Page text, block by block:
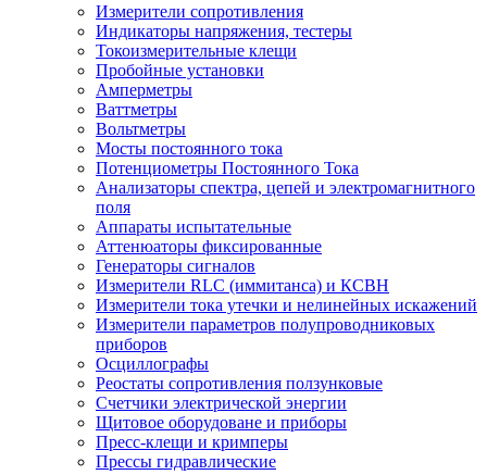
Измерители сопротивления
Индикаторы напряжения, тестеры
Токоизмерительные клещи
Пробойные установки
Амперметры
Ваттметры
Вольтметры
Мосты постоянного тока
Потенциометры Постоянного Тока
Анализаторы спектра, цепей и электромагнитного
поля
Аппараты испытательные
Аттенюаторы фиксированные
Генераторы сигналов
Измерители RLC (иммитанса) и КСВН
Измерители тока утечки и нелинейных искажений
Измерители параметров полупроводниковых
приборов
Осциллографы
Реостаты сопротивления ползунковые
Счетчики электрической энергии
Щитовое оборудоване и приборы
Пресс-клещи и кримперы
Прессы гидравлические